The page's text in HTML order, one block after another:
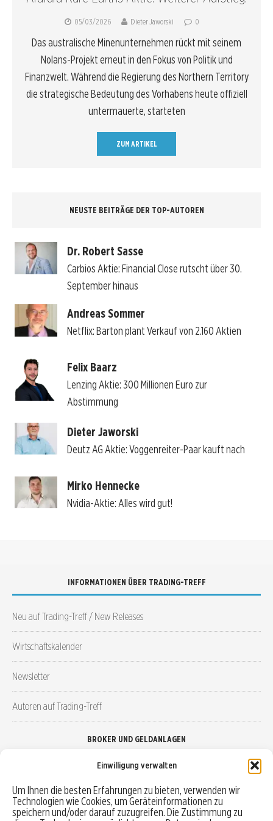
Einwilligung verwalten
Um Ihnen die besten Erfahrungen zu bieten, verwenden wir
Technologien wie Cookies, um Geräteinformationen zu
speichern und/oder darauf zuzugreifen. Die Zustimmung zu
05/03/2026 Dieter Jaworski 0
Das australische Minenunternehmen rückt mit seinem
Nolans-Projekt erneut in den Fokus von Politik und
Finanzwelt. Während die Regierung des Northern Territory
die strategische Bedeutung des Vorhabens heute offiziell
untermauerte, starteten
ZUM ARTIKEL
NEUSTE BEITRÄGE DER TOP-AUTOREN
Dr. Robert Sasse
Carbios Aktie: Financial Close rutscht über 30.
September hinaus
Andreas Sommer
Netflix: Barton plant Verkauf von 2.160 Aktien
Felix Baarz
Lenzing Aktie: 300 Millionen Euro zur
Abstimmung
Dieter Jaworski
Deutz AG Aktie: Voggenreiter-Paar kauft nach
Mirko Hennecke
Nvidia-Aktie: Alles wird gut!
INFORMATIONEN ÜBER TRADING-TREFF
Neu auf Trading-Treff / New Releases
Wirtschaftskalender
Newsletter
Autoren auf Trading-Treff
BROKER UND GELDANLAGEN
Robo-Advisor vergleichen